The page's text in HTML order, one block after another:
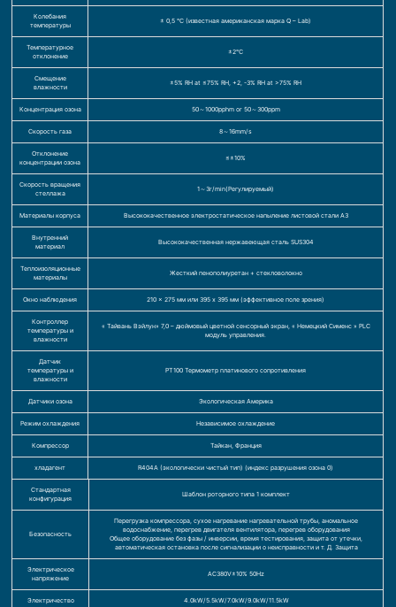
Колебания
температуры
± 0,5 °C (известная американская марка Q – Lab)
Температурное
отклонение
±2℃
Смещение
влажности
±5% RH at ≤75% RH, +2, -3% RH at >75% RH
Концентрация озона 50～1000pphm or 50～300ppm
Скорость газа 8～16mm/s
Отклонение
концентрации озона
≤±10%
Скорость вращения
стеллажа
1～3r/min(Регулируемый)
Материалы корпуса Высококачественное электростатическое напыление листовой стали A3
Внутренний
материал
Высококачественная нержавеющая сталь SUS304
Теплоизоляционные
материалы
Жесткий пенополиуретан + стекловолокно
Окно наблюдения 210 x 275 мм или 395 x 395 мм (эффективное поле зрения)
Контроллер
температуры и
влажности
« Тайвань Вэйлун» 7,0 – дюймовый цветной сенсорный экран, « Немецкий Сименс » PLC
модуль управления.
Датчик
температуры и
влажности
PT100 Термометр платинового сопротивления
Датчики озона Экологическая Америка
Режим охлаждения Независимое охлаждение
Компрессор Тайкан, Франция
хладагент R404A (экологически чистый тип) (индекс разрушения озона 0)
Стандартная
конфигурация
Шаблон роторного типа 1 комплект
Безопасность
Перегрузка компрессора, сухое нагревание нагревательной трубы, аномальное
водоснабжение, перегрев двигателя вентилятора, перегрев оборудования
Общее оборудование без фазы / инверсии, время тестирования, защита от утечки,
автоматическая остановка после сигнализации о неисправности и т. Д. Защита
Электрическое
напряжение
AC380V±10% 50Hz
Электричество 4.0kW/5.5kW/7.0kW/9.0kW/11.5kW